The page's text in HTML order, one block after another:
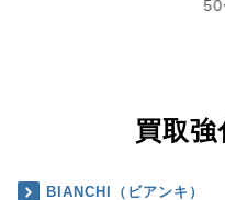
買取
BIANCHI（ビアンキ）